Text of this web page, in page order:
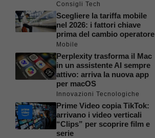
Consigli Tech
Scegliere la tariffa mobile
nel 2026: i fattori chiave
prima del cambio operatore
Mobile
Perplexity trasforma il Mac
in un assistente AI sempre
attivo: arriva la nuova app
per macOS
Innovazioni Tecnologiche
Prime Video copia TikTok:
arrivano i video verticali
“Clips” per scoprire film e
serie